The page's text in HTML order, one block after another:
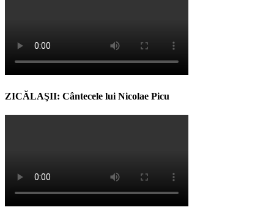
ZICĂLAŞII: Cântecele lui Nicolae Picu